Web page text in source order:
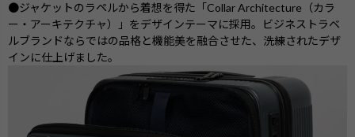
●ジャケットのラペルから着想を得た「Collar Architecture（カラ
ー・アーキテクチャ）」をデザインテーマに採用。ビジネストラベ
ルブランドならではの品格と機能美を融合させた、洗練されたデザ
インに仕上げました。